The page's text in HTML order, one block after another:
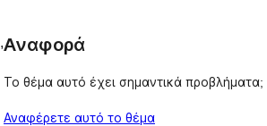
,
Αναφορά
Το θέμα αυτό έχει σημαντικά προβλήματα;
Αναφέρετε αυτό το θέμα